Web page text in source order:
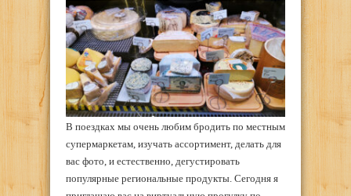
В поездках мы очень любим бродить по местным
супермаркетам, изучать ассортимент, делать для
вас фото, и естественно, дегустировать
популярные региональные продукты. Сегодня я